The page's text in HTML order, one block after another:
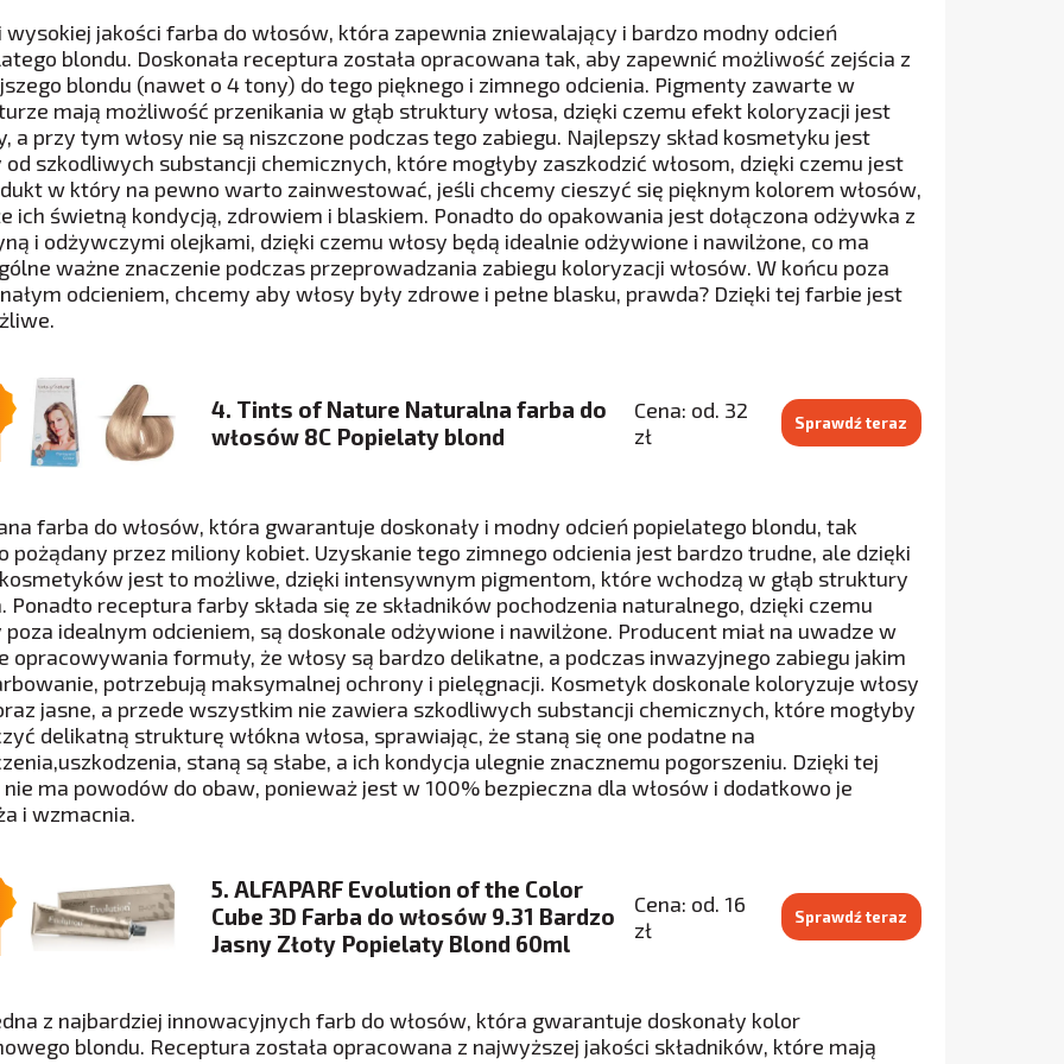
wysokiej jakości farba do włosów, która zapewnia zniewalający i bardzo modny odcień
blondu. Doskonała receptura została opracowana tak, aby zapewnić możliwość zejścia z
blondu (nawet o 4 tony) do tego pięknego i zimnego odcienia. Pigmenty zawarte w
mają możliwość przenikania w głąb struktury włosa, dzięki czemu efekt koloryzacji jest
a przy tym włosy nie są niszczone podczas tego zabiegu. Najlepszy skład kosmetyku jest
szkodliwych substancji chemicznych, które mogłyby zaszkodzić włosom, dzięki czemu jest
w który na pewno warto zainwestować, jeśli chcemy cieszyć się pięknym kolorem włosów,
ich świetną kondycją, zdrowiem i blaskiem. Ponadto do opakowania jest dołączona odżywka z
i odżywczymi olejkami, dzięki czemu włosy będą idealnie odżywione i nawilżone, co ma
ważne znaczenie podczas przeprowadzania zabiegu koloryzacji włosów. W końcu poza
odcieniem, chcemy aby włosy były zdrowe i pełne blasku, prawda? Dzięki tej farbie jest
4. Tints of Nature Naturalna farba do
włosów 8C Popielaty blond
Cena: od. 32
zł
Sprawdź teraz
farba do włosów, która gwarantuje doskonały i modny odcień popielatego blondu, tak
pożądany przez miliony kobiet. Uzyskanie tego zimnego odcienia jest bardzo trudne, ale dzięki
jest to możliwe, dzięki intensywnym pigmentom, które wchodzą w głąb struktury
Ponadto receptura farby składa się ze składników pochodzenia naturalnego, dzięki czemu
poza idealnym odcieniem, są doskonale odżywione i nawilżone. Producent miał na uwadze w
opracowywania formuły, że włosy są bardzo delikatne, a podczas inwazyjnego zabiegu jakim
potrzebują maksymalnej ochrony i pielęgnacji. Kosmetyk doskonale koloryzuje włosy
jasne, a przede wszystkim nie zawiera szkodliwych substancji chemicznych, które mogłyby
delikatną strukturę włókna włosa, sprawiając, że staną się one podatne na
staną są słabe, a ich kondycja ulegnie znacznemu pogorszeniu. Dzięki tej
ma powodów do obaw, ponieważ jest w 100% bezpieczna dla włosów i dodatkowo je
i wzmacnia.
5. ALFAPARF Evolution of the Color
Cube 3D Farba do włosów 9.31 Bardzo
Jasny Złoty Popielaty Blond 60ml
Cena: od. 16
zł
Sprawdź teraz
z najbardziej innowacyjnych farb do włosów, która gwarantuje doskonały kolor
blondu. Receptura została opracowana z najwyższej jakości składników, które mają